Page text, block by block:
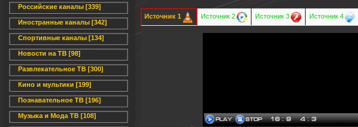
Российские каналы [339]
Иностранные каналы [342]
Спортивные каналы [134]
Новости на ТВ [98]
Развлекательное ТВ [300]
Кино и мультики [199]
Познавательное ТВ [196]
Музыка и Мода ТВ [108]
Источник 1 Источник 2 Источник 3 Источник 4